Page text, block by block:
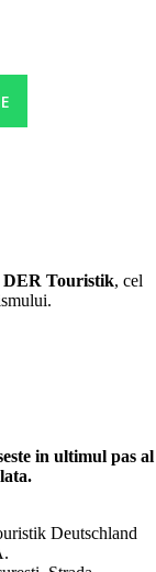
DER Touristik, cel
in ultimul pas al
Deutschland